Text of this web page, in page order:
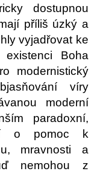
dostupnou
příliš úzký a
vyjadřovat ke
Boha
modernistický
víry
moderní
paradoxní,
o pomoc k
mravnosti a
nemohou z